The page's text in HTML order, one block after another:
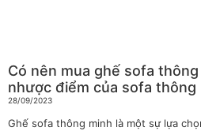
Có nên mua ghế sofa
nhược điểm của sofa thông
28/09/2023
Ghế sofa thông minh là một sự lựa